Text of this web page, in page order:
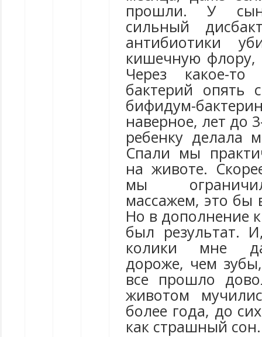
прошли. У
сильный
антибиотики
кишечную
Через какое-
бактерий опять
бифидум-
наверное, лет до
ребенку делала
Спали мы
на животе.
мы
массажем, это бы
Но в дополнение
был результат.
колики мне
дороже, чем
все прошло
животом
более года, до
как страшный сон.